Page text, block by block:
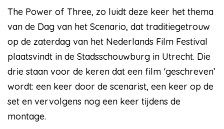
The Power of Three, zo luidt deze keer het thema
van de Dag van het Scenario, dat traditiegetrouw
op de zaterdag van het Nederlands Film Festival
plaatsvindt in de Stadsschouwburg in Utrecht. Die
drie staan voor de keren dat een film ‘geschreven’
wordt: een keer door de scenarist, een keer op de
set en vervolgens nog een keer tijdens de
montage.